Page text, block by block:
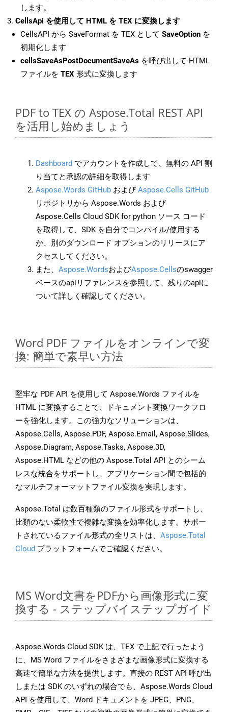
します。
CellsApi を使用して HTML を TEX に変換します
CellsAPI から SaveFormat を TEX として SaveOption を
初期化します
cellsSaveAsPostDocumentSaveAs を呼び出して HTML
ファイルを TEX 形式に変換します
PDF to TEX の Aspose.Total REST API
を活用し始めましょう
Dashboard でアカウントを作成して、無料の API 割
り当てと承認の詳細を取得します
Aspose.Words GitHub およびAspose.Cells GitHub
リポジトリから Aspose.Words および
Aspose.Cells Cloud SDK for python ソース コード
を取得して、SDK を自分でコンパイル/使用する
か、別のダウンロード オプションのリリースにア
クセスしてください。
また、 Aspose.WordsおよびAspose.Cellsのswagger
ベースのapiリファレンスを参照して、残りのapiに
ついて詳しく確認してください。
Word PDF ファイルをオンラインで変
換: 簡単で素早い方法
堅牢な PDF API を使用して Aspose.Words ファイルを
HTML に変換することで、ドキュメント変換ワークフロ
ーを強化します。この強力なソリューションは、
Aspose.Cells, Aspose.PDF, Aspose.Email, Aspose.Slides,
Aspose.Diagram, Aspose.Tasks, Aspose.3D,
Aspose.HTML などの他の Aspose.Total API とのシーム
レスな統合をサポートし、アプリケーション間で包括的
なマルチフォーマットファイル変換を実現します。
Aspose.Total は数百種類のファイル形式をサポートし、
比類のない柔軟性で複雑な変換を効率化します。サポー
トされているファイル形式の全リストは、 Aspose.Total
Cloud プラットフォームでご確認ください。
MS Word文書をPDFから画像形式に変
換する - ステップバイステップガイド
Aspose.Words Cloud SDK は、TEX で上記で行ったよう
に、MS Word ファイルをさまざまな画像形式に変換する
高速で簡単な方法を提供します。直接の REST API 呼び出
しまたは SDK のいずれの場合でも、Aspose.Words Cloud
API を使用して、Word ドキュメントを JPEG、PNG、